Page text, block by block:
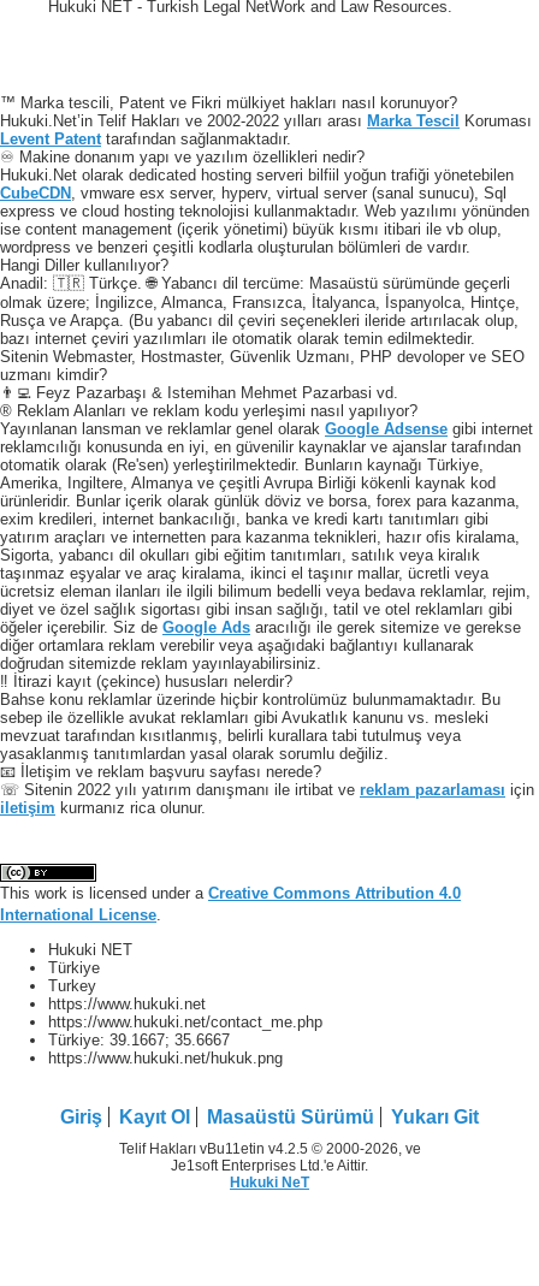
Hukuki NET - Turkish Legal NetWork and Law Resources.
™ Marka tescili, Patent ve Fikri mülkiyet hakları nasıl korunuyor?
Hukuki.Net’in Telif Hakları ve 2002-2022 yılları arası Marka Tescil
Koruması
Levent Patenttarafından sağlanmaktadır.
♾️ Makine donanım yapı ve yazılım özellikleri nedir?
Hukuki.Net olarak dedicated hosting serveri bilfiil yoğun trafiği yönetebilen
CubeCDN , vmware esx server, hyperv, virtual server (sanal sunucu), Sql
express ve cloud hosting teknolojisi kullanmaktadır. Web yazılımı yönünden
ise content management (içerik yönetimi) büyük kısmı itibari ile vb olup,
wordpress ve benzeri çeşitli kodlarla oluşturulan bölümleri de vardır.
Hangi Diller kullanılıyor?
Anadil: 🇹🇷 Türkçe. 🌐 Yabancı dil tercüme: Masaüstü sürümünde geçerli
olmak üzere; İngilizce, Almanca, Fransızca, İtalyanca, İspanyolca, Hintçe,
Rusça ve Arapça. (Bu yabancı dil çeviri seçenekleri ileride artırılacak olup,
bazı internet çeviri yazılımları ile otomatik olarak temin edilmektedir.
Sitenin Webmaster, Hostmaster, Güvenlik Uzmanı, PHP devoloper ve SEO
uzmanı kimdir?
👨‍💻 Feyz Pazarbaşı & Istemihan Mehmet Pazarbasi vd.
® Reklam Alanları ve reklam kodu yerleşimi nasıl yapılıyor?
Yayınlanan lansman ve reklamlar genel olarak Google Adsense gibi internet
reklamcılığı konusunda en iyi, en güvenilir kaynaklar ve ajanslar tarafından
otomatik olarak (Re'sen) yerleştirilmektedir. Bunların kaynağı Türkiye,
Amerika, Ingiltere, Almanya ve çeşitli Avrupa Birliği kökenli kaynak kod
ürünleridir. Bunlar içerik olarak günlük döviz ve borsa, forex para kazanma,
exim kredileri, internet bankacılığı, banka ve kredi kartı tanıtımları gibi
yatırım araçları ve internetten para kazanma teknikleri, hazır ofis kiralama,
Sigorta, yabancı dil okulları gibi eğitim tanıtımları, satılık veya kiralık
taşınmaz eşyalar ve araç kiralama, ikinci el taşınır mallar, ücretli veya
ücretsiz eleman ilanları ile ilgili bilimum bedelli veya bedava reklamlar, rejim,
diyet ve özel sağlık sigortası gibi insan sağlığı, tatil ve otel reklamları gibi
öğeler içerebilir. Siz de Google Ads aracılığı ile gerek sitemize ve gerekse
diğer ortamlara reklam verebilir veya aşağıdaki bağlantıyı kullanarak
doğrudan sitemizde reklam yayınlayabilirsiniz.
‼️ İtirazi kayıt (çekince) hususları nelerdir?
Bahse konu reklamlar üzerinde hiçbir kontrolümüz bulunmamaktadır. Bu
sebep ile özellikle avukat reklamları gibi Avukatlık kanunu vs. mesleki
mevzuat tarafından kısıtlanmış, belirli kurallara tabi tutulmuş veya
yasaklanmış tanıtımlardan yasal olarak sorumlu değiliz.
📧 İletişim ve reklam başvuru sayfası nerede?
☏ Sitenin 2022 yılı yatırım danışmanı ile irtibat ve reklam pazarlaması için
iletişim kurmanız rica olunur.
This work is licensed under a Creative Commons Attribution 4.0
International License.
Hukuki NET
Türkiye
Turkey
https://www.hukuki.net
https://www.hukuki.net/contact_me.php
Türkiye: 39.1667; 35.6667
https://www.hukuki.net/hukuk.png
Giriş Kayıt Ol Masaüstü Sürümü Yukarı Git
Telif Hakları vBu11etin v4.2.5 © 2000-2026, ve
Je1soft Enterprises Ltd.'e Aittir.
Hukuki NeT